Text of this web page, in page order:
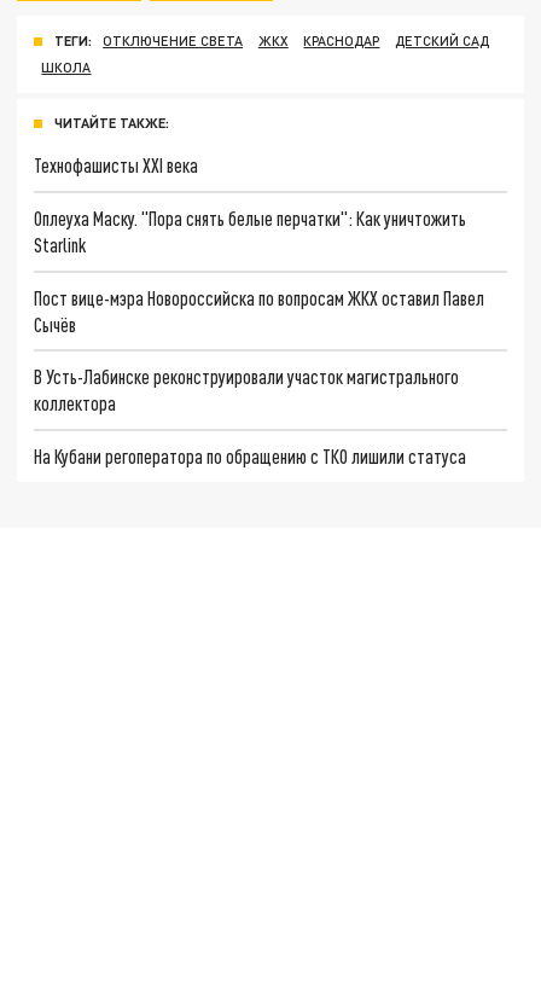
ТЕГИ: ОТКЛЮЧЕНИЕ СВЕТА ЖКХ КРАСНОДАР
ДЕТСКИЙ САД
ШКОЛА
ЧИТАЙТЕ ТАКЖЕ:
Технофашисты XXI века
Оплеуха Маску. "Пора снять белые перчатки": Как уничтожить
Starlink
Пост вице-мэра Новороссийска по вопросам ЖКХ оставил Павел
Сычёв
В Усть-Лабинске реконструировали участок магистрального
коллектора
На Кубани регоператора по обращению с ТКО лишили статуса